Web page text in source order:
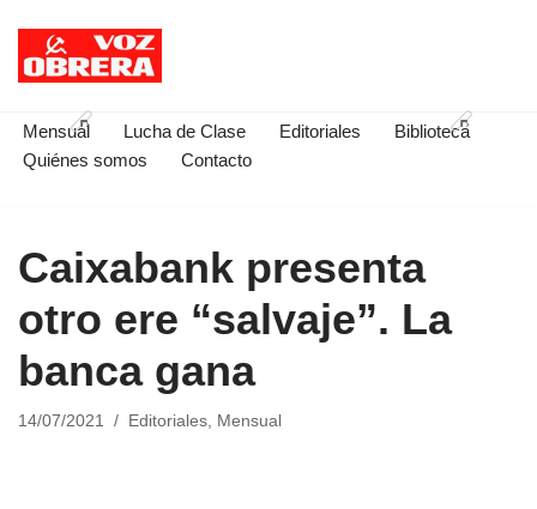
Saltar
contenido
Mensual Lucha de Clase Editoriales
Biblioteca
Quiénes somos
Contacto
Caixabank presenta
otro ere “salvaje”. La
banca gana
14/07/2021 Editoriales, Mensual